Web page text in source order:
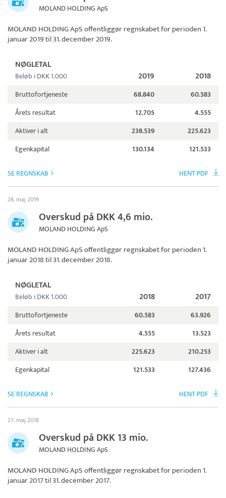
MOLAND HOLDING ApS
MOLAND HOLDING ApSoffentliggør regnskabet for perioden 1.
januar 2019 til 31. december 2019.
NØGLETAL
Beløb i DKK 1.000 2019 2018
Bruttofortjeneste 68.840
60.583
Årets resultat
12.705
4.555
Aktiver i alt
238.539
225.623
Egenkapital
130.134 121.533
SE REGNSKAB HENT PDF
28. maj 2019
Overskud på DKK 4,6 mio.
MOLAND HOLDING ApS
MOLAND HOLDING ApSoffentliggør regnskabet for perioden 1.
januar 2018 til 31. december 2018.
NØGLETAL
Beløb i DKK 1.000 2018 2017
Bruttofortjeneste 60.583
63.926
Årets resultat
4.555
13.523
Aktiver i alt
225.623
210.253
Egenkapital
121.533 127.436
SE REGNSKAB HENT PDF
27. maj 2018
Overskud på DKK 13 mio.
MOLAND HOLDING ApS
MOLAND HOLDING ApSoffentliggør regnskabet for perioden 1.
januar 2017 til 31. december 2017.